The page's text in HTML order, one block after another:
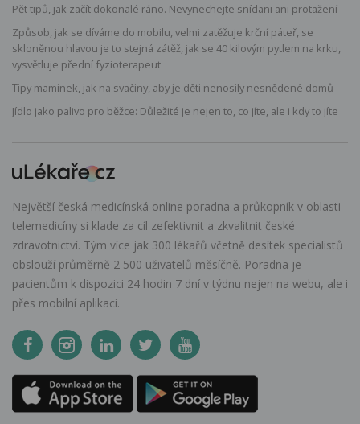
Pět tipů, jak začít dokonalé ráno. Nevynechejte snídani ani protažení
Způsob, jak se díváme do mobilu, velmi zatěžuje krční páteř, se
skloněnou hlavou je to stejná zátěž, jak se 40 kilovým pytlem na krku,
vysvětluje přední fyzioterapeut
Tipy maminek, jak na svačiny, aby je děti nenosily nesnědené domů
Jídlo jako palivo pro běžce: Důležité je nejen to, co jíte, ale i kdy to jíte
Největší česká medicínská online poradna a průkopník v oblasti
telemedicíny si klade za cíl zefektivnit a zkvalitnit české
zdravotnictví. Tým více jak 300 lékařů včetně desítek specialistů
obslouží průměrně 2 500 uživatelů měsíčně. Poradna je
pacientům k dispozici 24 hodin 7 dní v týdnu nejen na webu, ale i
přes mobilní aplikaci.